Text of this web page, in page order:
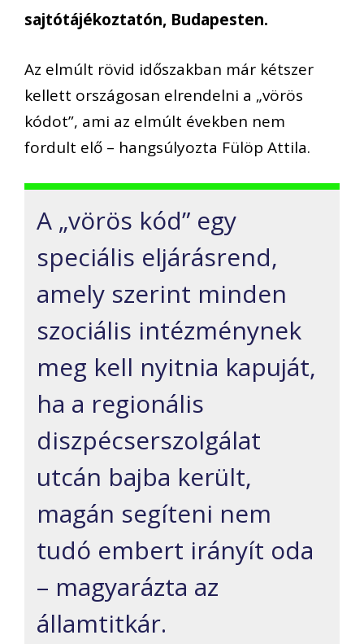
sajtótájékoztatón, Budapesten.
Az elmúlt rövid időszakban már kétszer
kellett országosan elrendelni a „vörös
kódot”, ami az elmúlt években nem
fordult elő – hangsúlyozta Fülöp Attila.
A „vörös kód” egy
speciális eljárásrend,
amely szerint minden
szociális intézménynek
meg kell nyitnia kapuját,
ha a regionális
diszpécserszolgálat
utcán bajba került,
magán segíteni nem
tudó embert irányít oda
– magyarázta az
államtitkár.